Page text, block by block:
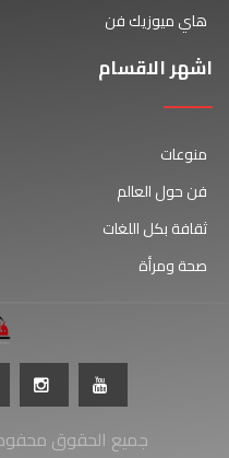
هاي ميوزيك فن
اشهر الاقسام
منوعات
فن حول العالم
ثقافة بكل اللغات
صحة ومرأة
جميع الحقوق